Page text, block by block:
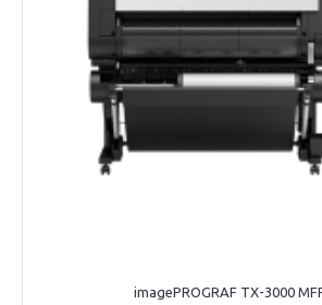
imagePROGRAF TX-3000